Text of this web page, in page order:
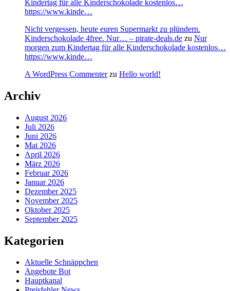
Kindertag für alle Kinderschokolade kostenlos…
https://www.kinde…
Nicht vergessen, heute euren Supermarkt zu plündern.
Kinderschokolade 4free. Nur… – pirate-deals.de zu Nur
morgen zum Kindertag für alle Kinderschokolade kostenlos…
https://www.kinde…
A WordPress Commenterzu Hello world!
Archiv
August 2026
Juli 2026
Juni 2026
Mai 2026
April 2026
März 2026
Februar 2026
Januar 2026
Dezember 2025
November 2025
Oktober 2025
September 2025
Kategorien
Aktuelle Schnäppchen
Angebote Bot
Hauptkanal